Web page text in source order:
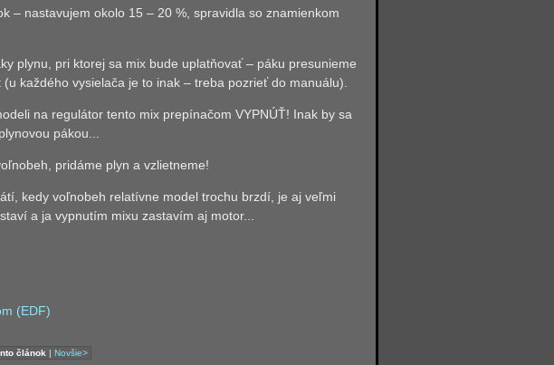
– nastavujem okolo 15 – 20 %, spravidla so znamienkom
plynu, pri ktorej sa mix bude uplatňovať – páku presunieme
každého vysielača je to inak – treba pozrieť do manuálu).
na regulátor tento mix prepínačom VYPNÚŤ! Inak by sa
pákou...
pridáme plyn a vzlietneme!
kedy voľnobeh relatívne model trochu brzdí, je aj veľmi
a ja vypnutím mixu zastavím aj motor...
(EDF)
článok | Novšie>